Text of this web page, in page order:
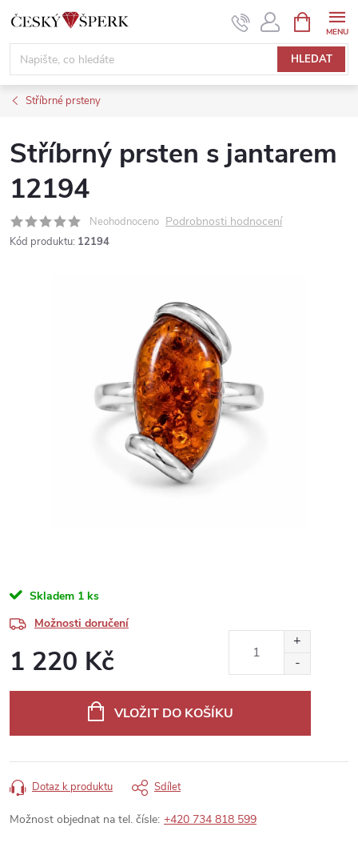
Přejít
obsah
HLEDAT
NÁKUPNÍ
KOŠÍK
Stříbrné prsteny
Stříbrný prsten s jantarem
12194
Neohodnoceno Podrobnosti hodnocení
Kód produktu: 12194
Skladem 1 ks
Možnosti doručení
1 220 Kč
VLOŽIT DO KOŠÍKU
Dotaz k produktu Sdílet
Možnost objednat na tel. čísle: +420 734 818 599